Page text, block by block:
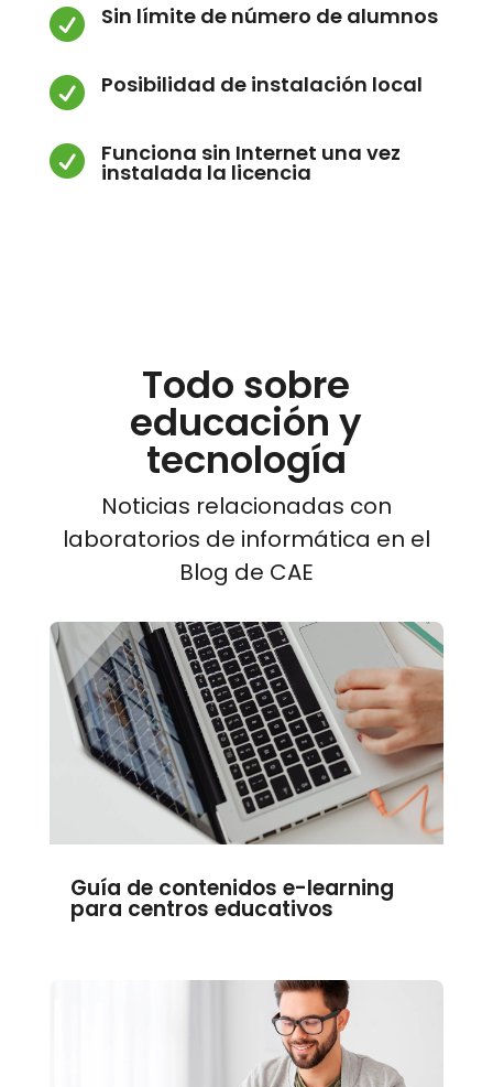
 Sin límite de número de alumnos
 Posibilidad de instalación local
 Funciona sin Internet una vez
instalada la licencia
Todo sobre
educación y
tecnología
Noticias relacionadas con
laboratorios de informática en el
Blog de CAE
Guía de contenidos e-learning
para centros educativos